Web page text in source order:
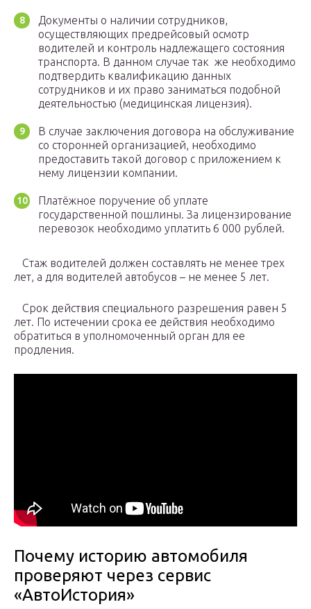
Документы о наличии сотрудников,
осуществляющих предрейсовый осмотр
водителей и контроль надлежащего состояния
транспорта. В данном случае так же необходимо
подтвердить квалификацию данных
сотрудников и их право заниматься подобной
деятельностью (медицинская лицензия).
В случае заключения договора на обслуживание
со сторонней организацией, необходимо
предоставить такой договор с приложением к
нему лицензии компании.
Платёжное поручение об уплате
государственной пошлины. За лицензирование
перевозок необходимо уплатить 6 000 рублей.
Стаж водителей должен составлять не менее трех
лет, а для водителей автобусов – не менее 5 лет.
Срок действия специального разрешения равен 5
лет. По истечении срока ее действия необходимо
обратиться в уполномоченный орган для ее
продления.
Почему историю автомобиля
проверяют через сервис
«АвтоИстория»